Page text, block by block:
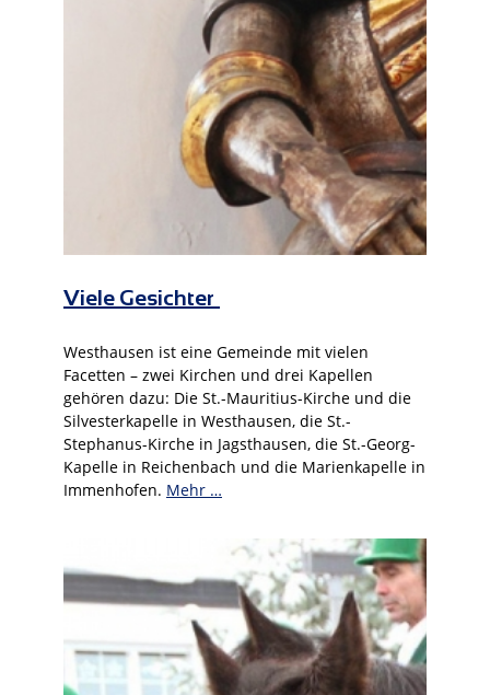
Viele Gesichter
Westhausen ist eine Gemeinde mit vielen
Facetten – zwei Kirchen und drei Kapellen
gehören dazu: Die St.-Mauritius-Kirche und die
Silvesterkapelle in Westhausen, die St.-
Stephanus-Kirche in Jagsthausen, die St.-Georg-
Kapelle in Reichenbach und die Marienkapelle in
Immenhofen. Mehr …